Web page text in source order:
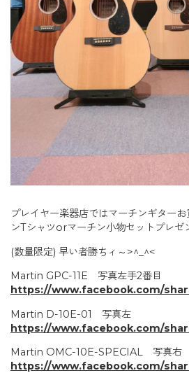
プレイヤー楽器店ではマーチンギター
ンTシャツorマーチン小物セットプレ
(数量限定) 早い者勝ちィ～>^_^<
Martin GPC-11E 写真左手2番目
https://www.facebook.com/
Martin D-10E-01 写真左
https://www.facebook.com/
Martin OMC-10E-SPECIAL 写真右
https://www.facebook.com/